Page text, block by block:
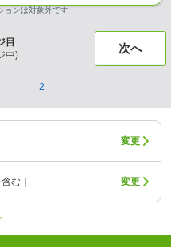
ョンは対象外です
目
中) 次へ
2
変更
む｜ 変更